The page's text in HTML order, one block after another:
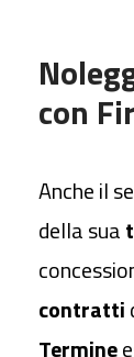
con
Anche il
della sua
contratti
Termine